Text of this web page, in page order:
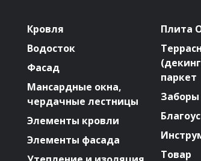
Кровля
Водосток
Фасад
Мансардные окна,
чердачные лестницы
Элементы кровли
Элементы фасада
Плита
паркет
Товар